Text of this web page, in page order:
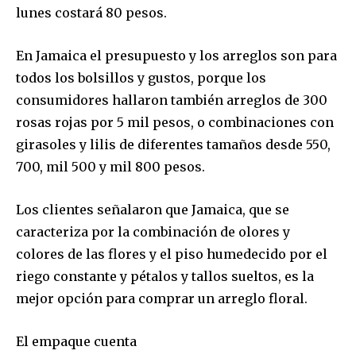
lunes costará 80 pesos.
En Jamaica el presupuesto y los arreglos son para
todos los bolsillos y gustos, porque los
consumidores hallaron también arreglos de 300
rosas rojas por 5 mil pesos, o combinaciones con
girasoles y lilis de diferentes tamaños desde 550,
700, mil 500 y mil 800 pesos.
Los clientes señalaron que Jamaica, que se
caracteriza por la combinación de olores y
colores de las flores y el piso humedecido por el
riego constante y pétalos y tallos sueltos, es la
mejor opción para comprar un arreglo floral.
El empaque cuenta